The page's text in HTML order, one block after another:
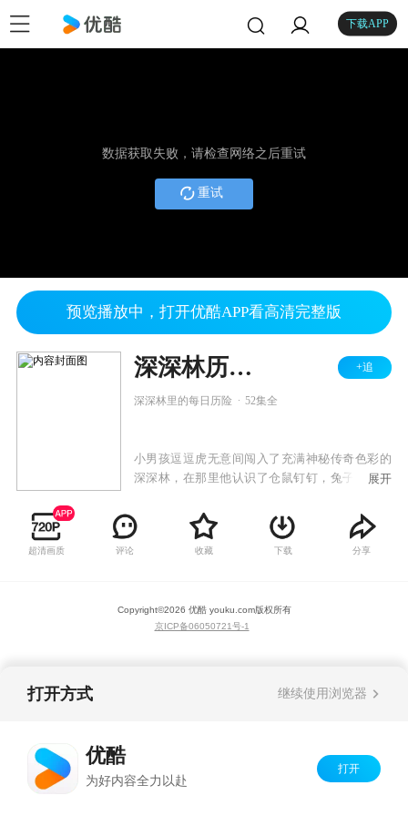
下载APP
数据获取失败，请检查网络之后重试
重试
预览播放中，打开优酷APP看高清完整版
深深林历险记 +追
深深林里的每日历险 52集全
小男孩逗逗虎无意间闯入了充满神秘传奇色彩的
深深林，在那里他认识了仓鼠钉钉，兔子心心还
虎每天都能遇到好玩的事情，认识新的事物。每
天睡觉前，逗逗虎都会把当天在深深林发生的事
情写到自己的日记本里，日记本越写越厚，逗逗
展开
超清画质 评论 收藏 下载 分享
Copyright©2026 优酷 youku.com版权所有
京ICP备06050721号-1
打开方式 继续使用浏览器
优酷
为好内容全力以赴
打开